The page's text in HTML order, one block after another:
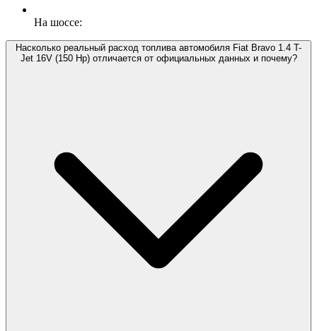
На шоссе:
Насколько реальный расход топлива автомобиля Fiat Bravo 1.4 T-
Jet 16V (150 Hp) отличается от официальных данных и почему?